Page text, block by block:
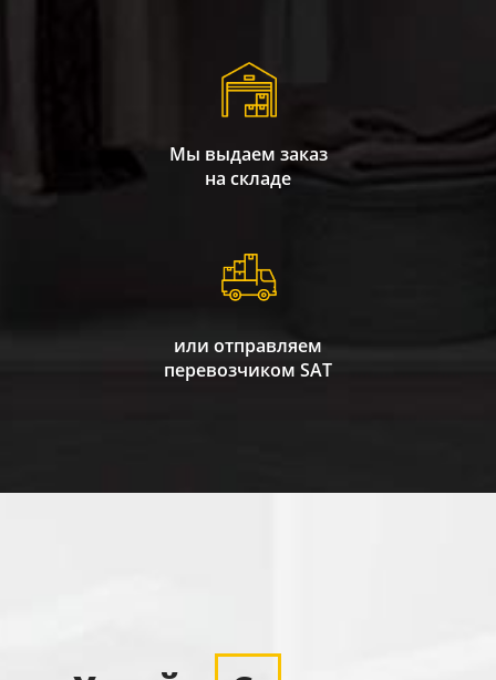
Мы выдаем заказ
на складе
или отправляем
перевозчиком SAT